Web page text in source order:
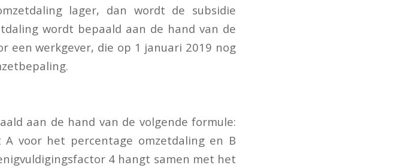
lager, dan wordt de subsidie
wordt bepaald aan de hand van de
een werkgever, die op 1 januari 2019 nog
aan de hand van de volgende formule:
voor het percentage omzetdaling en B
4 hangt samen met het